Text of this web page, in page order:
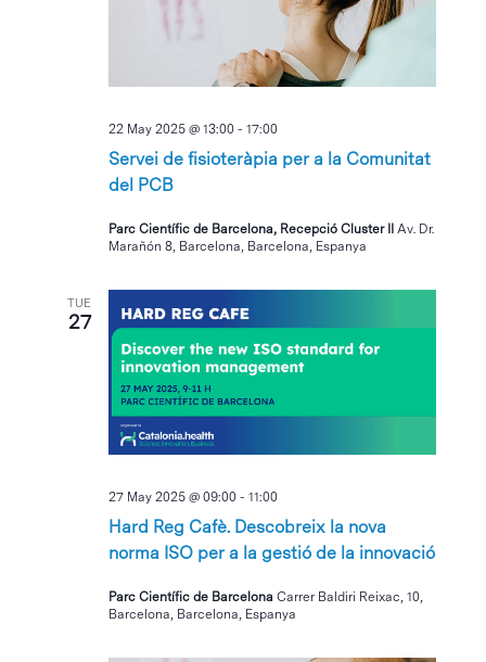
Servei de fisioteràpia per a la Comunitat
del PCB
22 May 2025 @ 13:00 -17:00
Parc Científic de Barcelona, Recepció Cluster IIAv. Dr.
Marañón 8, Barcelona, Barcelona, Espanya
TUE
27
Hard Reg Cafè. Descobreix la nova
norma ISO per a la gestió de la innovació
27 May 2025 @ 09:00 -11:00
Parc Científic de BarcelonaCarrer Baldiri Reixac, 10,
Barcelona, Barcelona, Espanya